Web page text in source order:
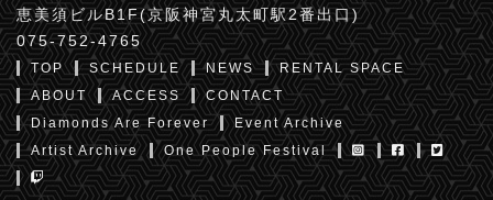
恵美須ビルB1F(京阪神宮丸太町駅2番出口)
075-752-4765
TOP SCHEDULE NEWS
RENTAL SPACE
ABOUT
ACCESS
CONTACT
Diamonds Are Forever
Event Archive
Artist Archive
One People Festival